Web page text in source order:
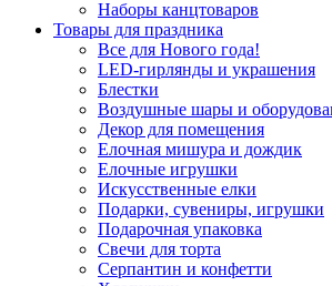
Наборы канцтоваров
Товары для праздника
Все для Нового года!
LED-гирлянды и украшения
Блестки
Воздушные шары и
Декор для помещения
Елочная мишура и дождик
Елочные игрушки
Искусственные елки
Подарки, сувениры, игрушки
Подарочная упаковка
Свечи для торта
Серпантин и конфетти